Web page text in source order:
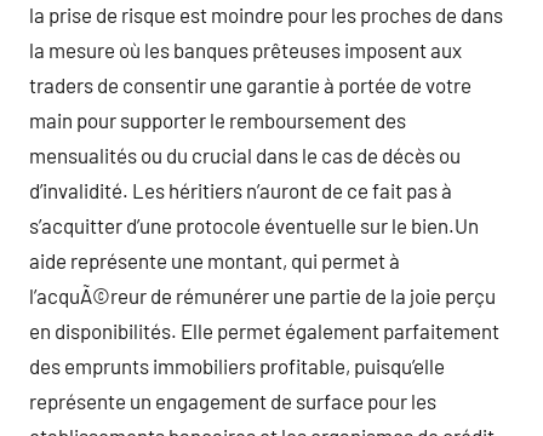
la prise de risque est moindre pour les proches de dans
la mesure où les banques prêteuses imposent aux
traders de consentir une garantie à portée de votre
main pour supporter le remboursement des
mensualités ou du crucial dans le cas de décès ou
d’invalidité. Les héritiers n’auront de ce fait pas à
s’acquitter d’une protocole éventuelle sur le bien.Un
aide représente une montant, qui permet à
l’acquÃ©reur de rémunérer une partie de la joie perçu
en disponibilités. Elle permet également parfaitement
des emprunts immobiliers profitable, puisqu’elle
représente un engagement de surface pour les